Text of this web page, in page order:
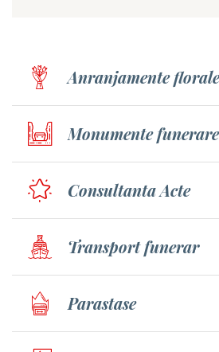
Anranjamente florale
Monumente
Consultanta Acte
Transport funerar
Parastase